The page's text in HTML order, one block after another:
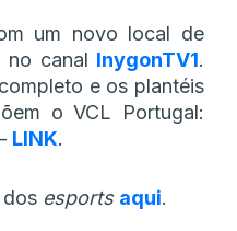
um novo local de
no canal InygonTV1.
e os plantéis
o VCL Portugal:
LINK.
dos esports aqui.